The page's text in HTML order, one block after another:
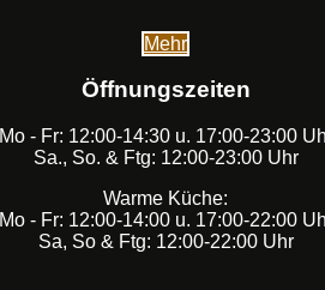
Mehr
Öffnungszeiten
Mo - Fr: 12:00-14:30 u. 17:00-23:00
Sa., So. & Ftg: 12:00-23:00 Uhr
Warme Küche:
Mo - Fr: 12:00-14:00 u. 17:00-22:00
Sa, So & Ftg: 12:00-22:00 Uhr